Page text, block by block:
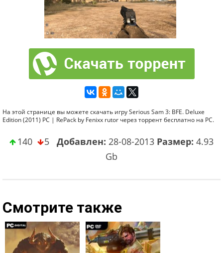
На этой странице вы можете скачать игру Serious Sam 3: BFE. Deluxe
Edition (2011) PC | RePack by Fenixx rutor через торрент бесплатно на PC.
140 5 Добавлен: 28-08-2013 Размер: 4.93
Gb
Смотрите также